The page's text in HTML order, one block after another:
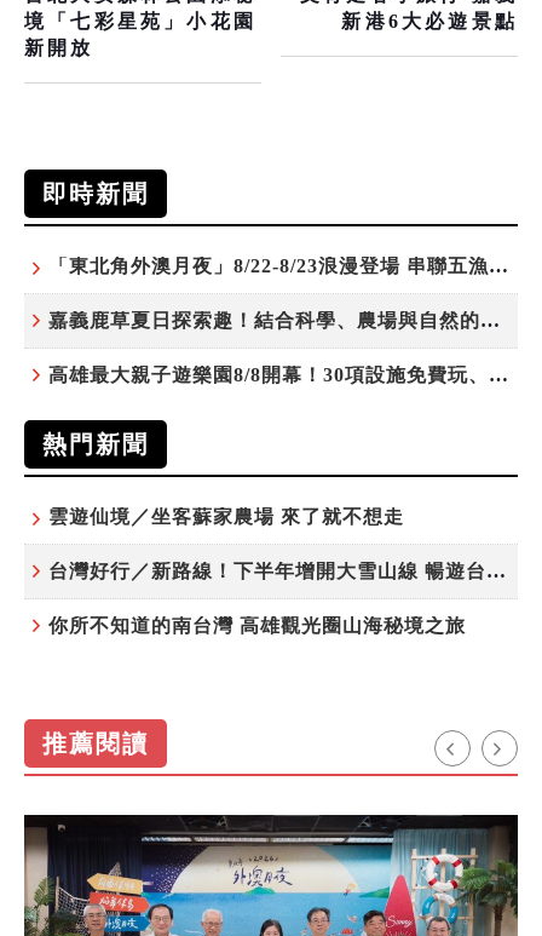
境「七彩星苑」小花園
新開放
新港6大必遊景點
即時新聞
「東北角外澳月夜」8/22-8/23浪漫登場 串聯五漁村、音樂、市集、火舞與慢旅共度夏夜
嘉義鹿草夏日探索趣！結合科學、農場與自然的親子小旅行
高雄最大親子遊樂園8/8開幕！30項設施免費玩、YOYO家族嗨翻暑假
熱門新聞
雲遊仙境／坐客蘇家農場 來了就不想走
台灣好行／新路線！下半年增開大雪山線 暢遊台中更便利
你所不知道的南台灣 高雄觀光圈山海秘境之旅
推薦閱讀